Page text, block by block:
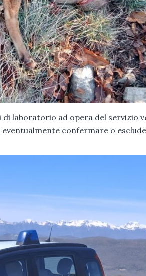
laboratorio ad opera del servizio
confermare o